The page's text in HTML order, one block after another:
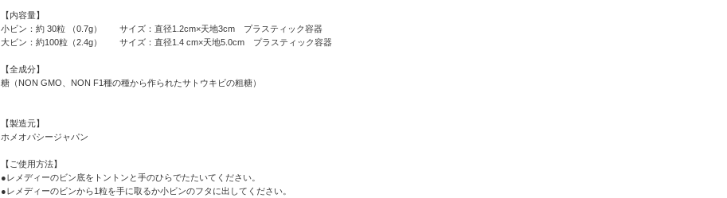
【内容量】
小ビン：約 30粒 （0.7g） サイズ：直径1.2cm×天地3cm プラスティック容器
大ビン：約100粒（2.4g） サイズ：直径1.4 cm×天地5.0cm プラスティック容器
【全成分】
糖（NON GMO、NON F1種の種から作られたサトウキビの粗糖）
【製造元】
ホメオパシージャパン
【ご使用方法】
●レメディーのビン底をトントンと手のひらでたたいてください。
●レメディーのビンから1粒を手に取るか小ビンのフタに出してください。